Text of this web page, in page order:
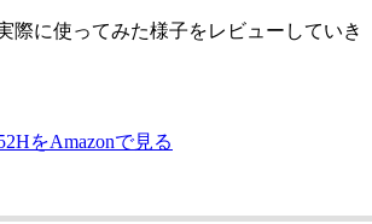
際に使ってみた様子をレビューしていき
をAmazonで見る